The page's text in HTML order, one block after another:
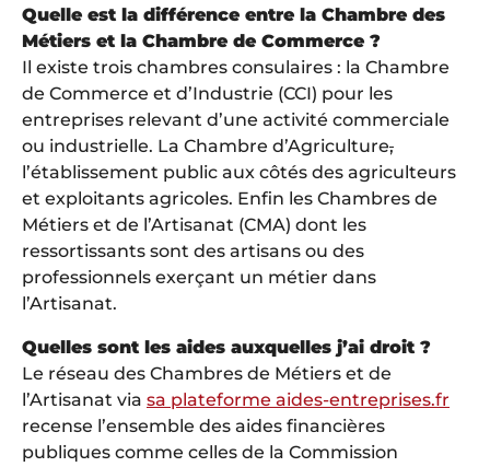
Quelle est la différence entre la Chambre des
Métiers et la Chambre de Commerce ?
Il existe trois chambres consulaires : la Chambre
de Commerce et d’Industrie (CCI) pour les
entreprises relevant d’une activité commerciale
ou industrielle. La Chambre d’Agriculture,
l’établissement public aux côtés des agriculteurs
et exploitants agricoles. Enfin les Chambres de
Métiers et de l’Artisanat (CMA) dont les
ressortissants sont des artisans ou des
professionnels exerçant un métier dans
l’Artisanat.
Quelles sont les aides auxquelles j’ai droit ?
Le réseau des Chambres de Métiers et de
l’Artisanat via sa plateforme aides-entreprises.fr
recense l’ensemble des aides financières
publiques comme celles de la Commission